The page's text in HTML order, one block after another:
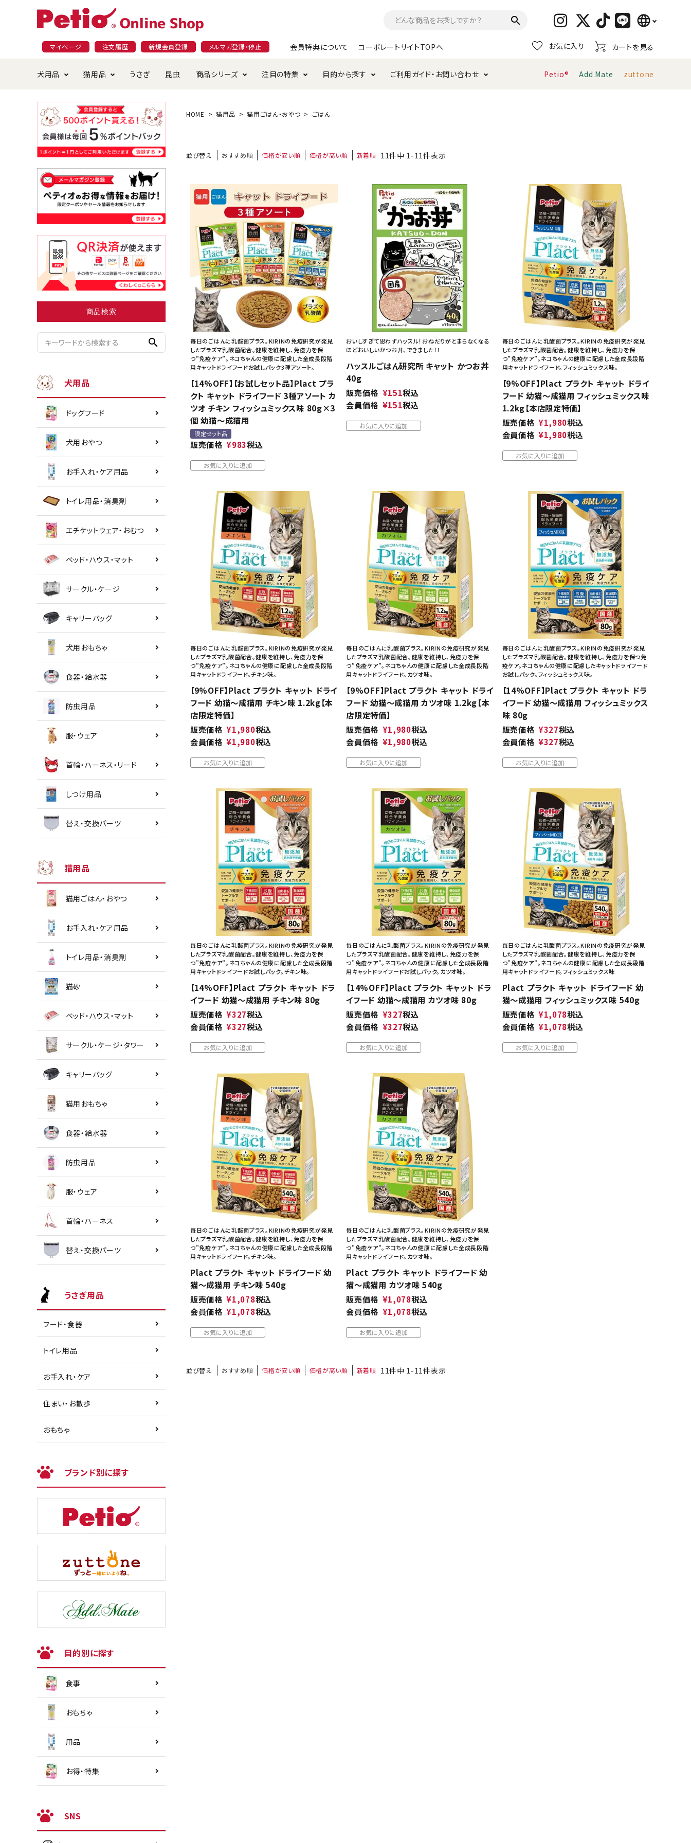
search language
日本語
English
マイページ 注文履歴 新規会員登録 メルマガ登録・停止 会員特典について コーポレートサイトTOPへ お気に入り カートを見る
犬用品
ドッグフード おやつ
ペットシーツ
おもちゃ
首輪・ハーネス・リード しつけ用品 替え・交換パーツ
猫用品
ごはん・おやつ お手入れ・ケア用品
ベッド・ハウス・マット
食器・給水器
替え・交換パーツ
うさぎ 昆虫 商品シリーズ
プラクト 素材そのまま
注目の特集
夜のお散歩特集 無添加特集
目的から探す
国産フード&おやつ特集
じゃらして遊ぶ
またたび・元気草 夜のお散歩
小型犬にオススメ ダイエット中にオススメ まとめ買いでオトク！！ ネコポス対象商品一覧
ご利用ガイド・お問い合わせ
ショッピングガイド 会員特典について
返品・交換について
Petio® Add.Mate zuttone
商品検索
search
犬用品
ドッグフード
犬用おやつ
お手入れ・ケア用品
トイレ用品・消臭剤
エチケットウェア・おむつ
ベッド・ハウス・マット
サークル・ケージ
キャリーバッグ
犬用おもちゃ
食器・給水器
防虫用品
服・ウェア
首輪・ハーネス・リード
しつけ用品
替え・交換パーツ
猫用品
猫用ごはん・おやつ
お手入れ・ケア用品
トイレ用品・消臭剤
猫砂
ベッド・ハウス・マット
サークル・ケージ・タワー
キャリーバッグ
猫用おもちゃ
食器・給水器
防虫用品
服・ウェア
首輪・ハーネス
替え・交換パーツ
うさぎ用品
フード・食器
トイレ用品
お手入れ・ケア
住まい・お散歩
おもちゃ
ブランド別に探す
目的別に探す
食事
おもちゃ
用品
お得・特集
SNS
HOME 猫用品 猫用ごはん・おやつ ごはん
並び替え おすすめ順 価格が安い順 価格が高い順 新着順 11件中 1-11件表示
毎日のごはんに乳酸菌プラス。KIRINの免疫研究が発見
したプラズマ乳酸菌配合。健康を維持し、免疫力を保
つ”免疫ケア”。ネコちゃんの健康に配慮した全成長段階
用キャットドライフードお試しパック3種アソート。
【14%OFF】【お試しセット品】Plact プラ
クト キャット ドライフード 3種アソート カ
ツオ チキン フィッシュミックス味 80g×3
個 幼猫～成猫用
限定セット品
販売価格 ¥983税込
お気に入りに追加
おいしすぎて思わずハッスル！おねだりがとまらなくなる
ほどおいしいかつお丼、できました！！
ハッスルごはん研究所 キャット かつお丼
40g
販売価格 ¥151税込
会員価格 ¥151税込
お気に入りに追加
毎日のごはんに乳酸菌プラス。KIRINの免疫研究が発見
したプラズマ乳酸菌配合。健康を維持し、免疫力を保
つ”免疫ケア”。ネコちゃんの健康に配慮した全成長段階
用キャットドライフード。フィッシュミックス味。
【9%OFF】Plact プラクト キャット ドライ
フード 幼猫～成猫用 フィッシュミックス味
1.2kg【本店限定特価】
販売価格 ¥1,980税込
会員価格 ¥1,980税込
お気に入りに追加
毎日のごはんに乳酸菌プラス。KIRINの免疫研究が発見
したプラズマ乳酸菌配合。健康を維持し、免疫力を保
つ”免疫ケア”。ネコちゃんの健康に配慮した全成長段階
用キャットドライフード。チキン味。
【9%OFF】Plact プラクト キャット ドライ
フード 幼猫～成猫用 チキン味 1.2kg【本
店限定特価】
販売価格 ¥1,980税込
会員価格 ¥1,980税込
お気に入りに追加
毎日のごはんに乳酸菌プラス。KIRINの免疫研究が発見
したプラズマ乳酸菌配合。健康を維持し、免疫力を保
つ”免疫ケア”。ネコちゃんの健康に配慮した全成長段階
用キャットドライフード。カツオ味。
【9%OFF】Plact プラクト キャット ドライ
フード 幼猫～成猫用 カツオ味 1.2kg【本
店限定特価】
販売価格 ¥1,980税込
会員価格 ¥1,980税込
お気に入りに追加
毎日のごはんに乳酸菌プラス。KIRINの免疫研究が発見
したプラズマ乳酸菌配合。健康を維持し、免疫力を保つ免
疫ケア。ネコちゃんの健康に配慮したキャットドライフード
お試しパック。フィッシュミックス味。
【14%OFF】Plact プラクト キャット ドラ
イフード 幼猫～成猫用 フィッシュミックス
味 80g
販売価格 ¥327税込
会員価格 ¥327税込
お気に入りに追加
毎日のごはんに乳酸菌プラス。KIRINの免疫研究が発見
したプラズマ乳酸菌配合。健康を維持し、免疫力を保
つ”免疫ケア”。ネコちゃんの健康に配慮した全成長段階
用キャットドライフードお試しパック。チキン味。
【14%OFF】Plact プラクト キャット ドラ
イフード 幼猫～成猫用 チキン味 80g
販売価格 ¥327税込
会員価格 ¥327税込
お気に入りに追加
毎日のごはんに乳酸菌プラス。KIRINの免疫研究が発見
したプラズマ乳酸菌配合。健康を維持し、免疫力を保
つ”免疫ケア”。ネコちゃんの健康に配慮した全成長段階
用キャットドライフードお試しパック。カツオ味。
【14%OFF】Plact プラクト キャット ドラ
イフード 幼猫～成猫用 カツオ味 80g
販売価格 ¥327税込
会員価格 ¥327税込
お気に入りに追加
毎日のごはんに乳酸菌プラス。KIRINの免疫研究が発見
したプラズマ乳酸菌配合。健康を維持し、免疫力を保
つ”免疫ケア”。ネコちゃんの健康に配慮した全成長段階
用キャットドライフード。フィッシュミックス味
Plact プラクト キャット ドライフード 幼
猫～成猫用 フィッシュミックス味 540g
販売価格 ¥1,078税込
会員価格 ¥1,078税込
お気に入りに追加
毎日のごはんに乳酸菌プラス。KIRINの免疫研究が発見
したプラズマ乳酸菌配合。健康を維持し、免疫力を保
つ”免疫ケア”。ネコちゃんの健康に配慮した全成長段階
用キャットドライフード。チキン味。
Plact プラクト キャット ドライフード 幼
猫～成猫用 チキン味 540g
販売価格 ¥1,078税込
会員価格 ¥1,078税込
お気に入りに追加
毎日のごはんに乳酸菌プラス。KIRINの免疫研究が発見
したプラズマ乳酸菌配合。健康を維持し、免疫力を保
つ”免疫ケア”。ネコちゃんの健康に配慮した全成長段階
用キャットドライフード。カツオ味。
Plact プラクト キャット ドライフード 幼
猫～成猫用 カツオ味 540g
販売価格 ¥1,078税込
会員価格 ¥1,078税込
お気に入りに追加
並び替え おすすめ順 価格が安い順 価格が高い順 新着順 11件中 1-11件表示